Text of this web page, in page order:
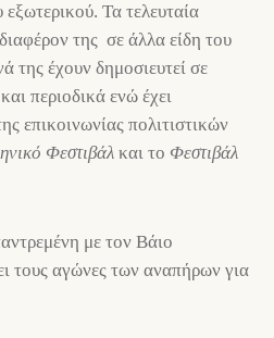
Τα τελευταία
της σε άλλα είδη του
της έχουν δημοσιευτεί σε
περιοδικά ενώ έχει
επικοινωνίας πολιτιστικών
Φεστιβάλ και το Φεστιβάλ
με τον Βάιο
τους αγώνες των αναπήρων για